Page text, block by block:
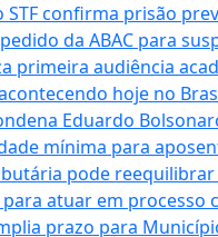
STF confirma prisão
da ABAC para
primeira audiência
hoje no
Eduardo
mínima para
pode
atuar em processo
prazo para